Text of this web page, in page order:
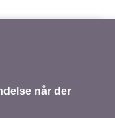
når der